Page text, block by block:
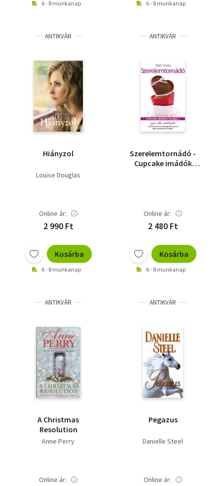
6 - 8 munkanap 6 - 8 munkanap
ANTIKVÁR
Hiányzol
Louise Douglas
Online ár:
2 990 Ft
Kosárba
6 - 8 munkanap
ANTIKVÁR
Szerelemtornádó -
Cupcake imádók
Online ár:
2 480 Ft
Kosárba
6 - 8 munkanap
ANTIKVÁR
A Christmas
Resolution
Anne Perry
Online ár:
ANTIKVÁR
Pegazus
Danielle Steel
Online ár: